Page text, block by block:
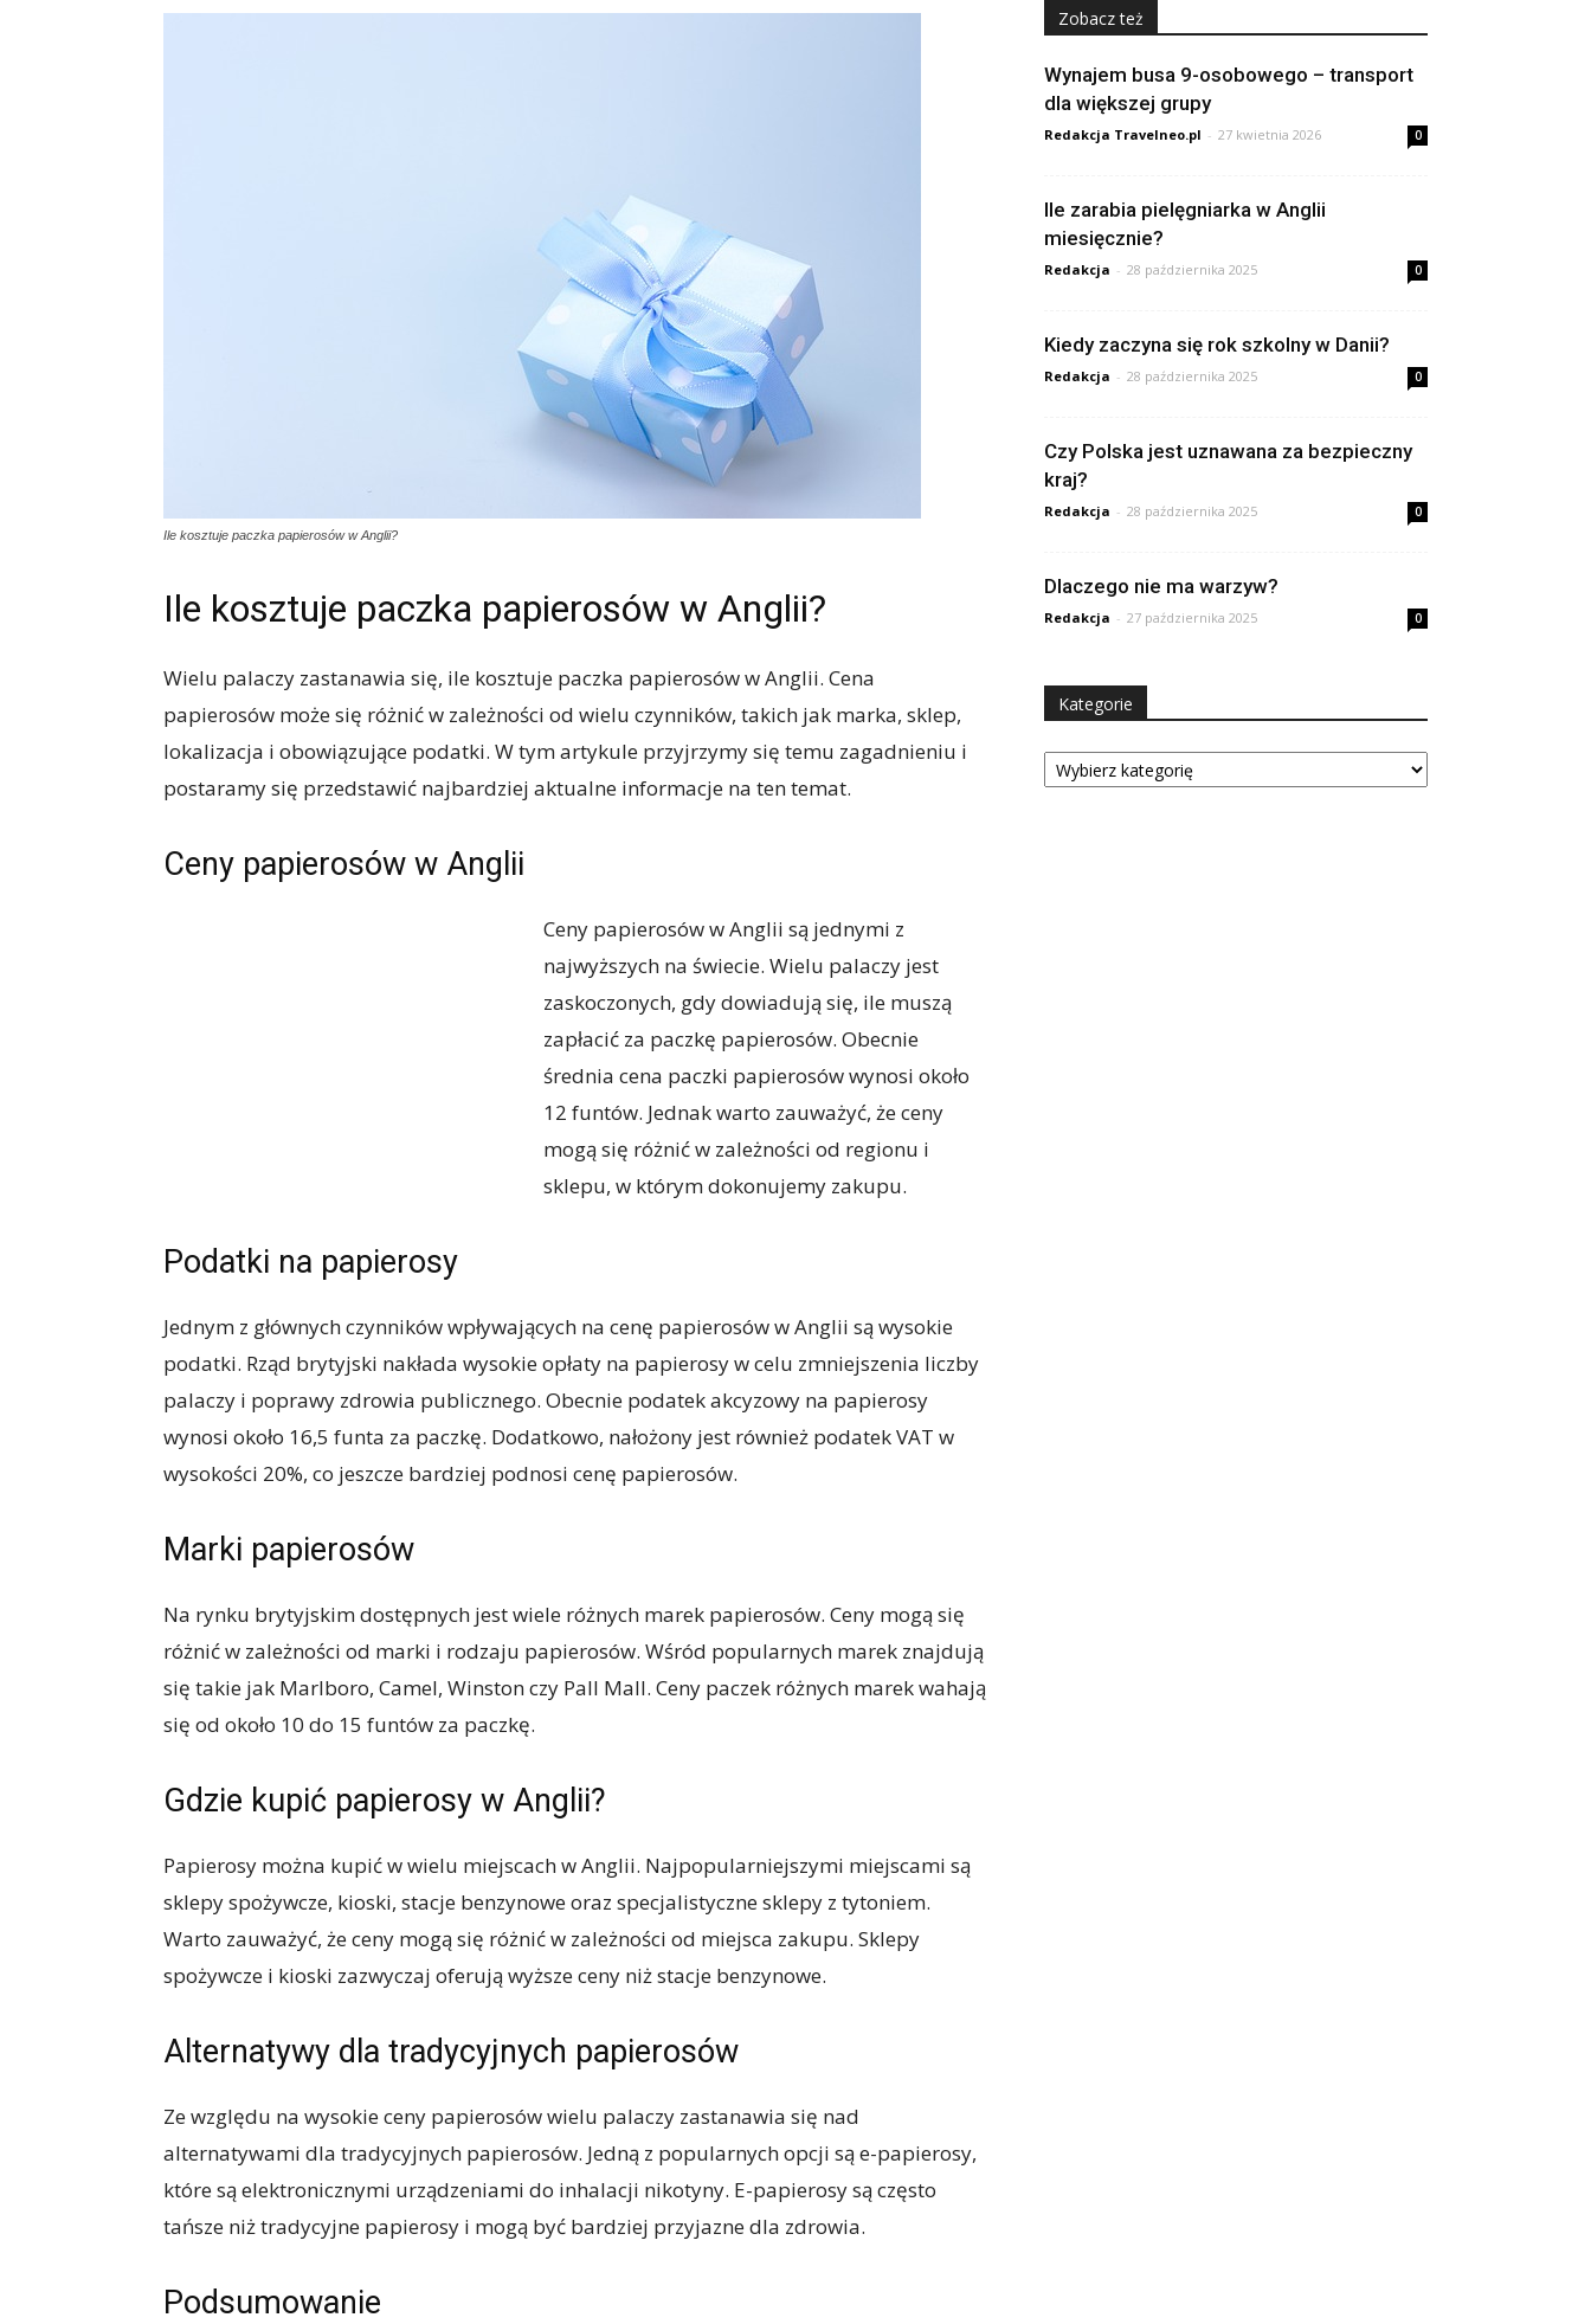
Ile kosztuje paczka papierosów w Anglii?
Ile kosztuje paczka papierosów w Anglii?
Wielu palaczy zastanawia się, ile kosztuje paczka papierosów w Anglii. Cena
papierosów może się różnić w zależności od wielu czynników, takich jak marka, sklep,
lokalizacja i obowiązujące podatki. W tym artykule przyjrzymy się temu zagadnieniu i
postaramy się przedstawić najbardziej aktualne informacje na ten temat.
Ceny papierosów w Anglii
Ceny papierosów w Anglii są jednymi z
najwyższych na świecie. Wielu palaczy jest
zaskoczonych, gdy dowiadują się, ile muszą
zapłacić za paczkę papierosów. Obecnie
średnia cena paczki papierosów wynosi około
12 funtów. Jednak warto zauważyć, że ceny
mogą się różnić w zależności od regionu i
sklepu, w którym dokonujemy zakupu.
Podatki na papierosy
Jednym z głównych czynników wpływających na cenę papierosów w Anglii są wysokie
podatki. Rząd brytyjski nakłada wysokie opłaty na papierosy w celu zmniejszenia liczby
palaczy i poprawy zdrowia publicznego. Obecnie podatek akcyzowy na papierosy
wynosi około 16,5 funta za paczkę. Dodatkowo, nałożony jest również podatek VAT w
wysokości 20%, co jeszcze bardziej podnosi cenę papierosów.
Marki papierosów
Na rynku brytyjskim dostępnych jest wiele różnych marek papierosów. Ceny mogą się
różnić w zależności od marki i rodzaju papierosów. Wśród popularnych marek znajdują
się takie jak Marlboro, Camel, Winston czy Pall Mall. Ceny paczek różnych marek wahają
się od około 10 do 15 funtów za paczkę.
Gdzie kupić papierosy w Anglii?
Papierosy można kupić w wielu miejscach w Anglii. Najpopularniejszymi miejscami są
sklepy spożywcze, kioski, stacje benzynowe oraz specjalistyczne sklepy z tytoniem.
Warto zauważyć, że ceny mogą się różnić w zależności od miejsca zakupu. Sklepy
spożywcze i kioski zazwyczaj oferują wyższe ceny niż stacje benzynowe.
Alternatywy dla tradycyjnych papierosów
Ze względu na wysokie ceny papierosów wielu palaczy zastanawia się nad
alternatywami dla tradycyjnych papierosów. Jedną z popularnych opcji są e-papierosy,
które są elektronicznymi urządzeniami do inhalacji nikotyny. E-papierosy są często
tańsze niż tradycyjne papierosy i mogą być bardziej przyjazne dla zdrowia.
Podsumowanie
Zobacz też
Wynajem busa 9-osobowego – transport
dla większej grupy
Redakcja Travelneo.pl - 27 kwietnia 2026 0
Ile zarabia pielęgniarka w Anglii
miesięcznie?
Redakcja - 28 października 2025 0
Kiedy zaczyna się rok szkolny w Danii?
Redakcja - 28 października 2025 0
Czy Polska jest uznawana za bezpieczny
kraj?
Redakcja - 28 października 2025 0
Dlaczego nie ma warzyw?
Redakcja - 27 października 2025 0
Kategorie
Kategorie